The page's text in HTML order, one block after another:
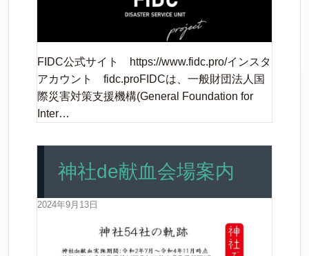
FIDC公式サイト https://www.fidc.pro/インスタ
アカウント fidc.proFIDCは、一般財団法人国
際災害対策支援機構(General Foundation for
Inter…
神社de献血会場案内
2024年9月13日